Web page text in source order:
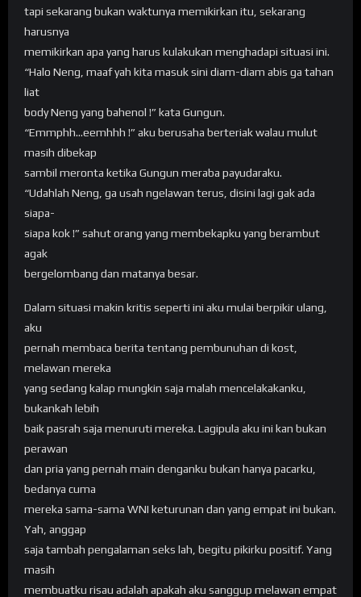
tapi sekarang bukan waktunya memikirkan itu, sekarang
harusnya
memikirkan apa yang harus kulakukan menghadapi situasi ini.
“Halo Neng, maaf yah kita masuk sini diam-diam abis ga tahan
liat
body Neng yang bahenol !” kata Gungun.
“Emmphh…eemhhh !” aku berusaha berteriak walau mulut
masih dibekap
sambil meronta ketika Gungun meraba payudaraku.
“Udahlah Neng, ga usah ngelawan terus, disini lagi gak ada
siapa-
siapa kok !” sahut orang yang membekapku yang berambut
agak
bergelombang dan matanya besar.
Dalam situasi makin kritis seperti ini aku mulai berpikir ulang,
aku
pernah membaca berita tentang pembunuhan di kost,
melawan mereka
yang sedang kalap mungkin saja malah mencelakakanku,
bukankah lebih
baik pasrah saja menuruti mereka. Lagipula aku ini kan bukan
perawan
dan pria yang pernah main denganku bukan hanya pacarku,
bedanya cuma
mereka sama-sama WNI keturunan dan yang empat ini bukan.
Yah, anggap
saja tambah pengalaman seks lah, begitu pikirku positif. Yang
masih
membuatku risau adalah apakah aku sanggup melawan empat